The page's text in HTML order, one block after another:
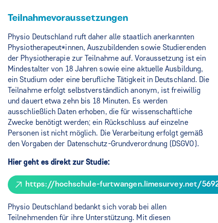
Teilnahmevoraussetzungen
Physio Deutschland ruft daher alle staatlich anerkannten
Physiotherapeut*innen, Auszubildenden sowie Studierenden
der Physiotherapie zur Teilnahme auf. Voraussetzung ist ein
Mindestalter von 18 Jahren sowie eine aktuelle Ausbildung,
ein Studium oder eine berufliche Tätigkeit in Deutschland. Die
Teilnahme erfolgt selbstverständlich anonym, ist freiwillig
und dauert etwa zehn bis 18 Minuten. Es werden
ausschließlich Daten erhoben, die für wissenschaftliche
Zwecke benötigt werden; ein Rückschluss auf einzelne
Personen ist nicht möglich. Die Verarbeitung erfolgt gemäß
den Vorgaben der Datenschutz-Grundverordnung (DSGVO).
Hier geht es direkt zur Studie:
https://hochschule-furtwangen.limesurvey.net/
Physio Deutschland bedankt sich vorab bei allen
Teilnehmenden für ihre Unterstützung. Mit diesen